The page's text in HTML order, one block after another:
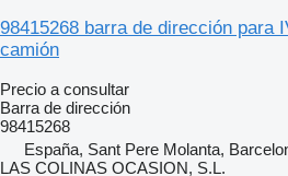
98415268 barra de dirección para
camión
Precio a consultar
Barra de dirección
98415268
España, Sant Pere Molanta,
LAS COLINAS OCASION, S.L.